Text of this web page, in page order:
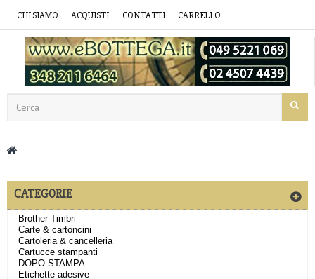
CHI SIAMO ACQUISTI CONTATTI CARRELLO
CATEGORIE
Brother Timbri
Carte & cartoncini
Cartoleria & cancelleria
Cartucce stampanti
DOPO STAMPA
Etichette adesive